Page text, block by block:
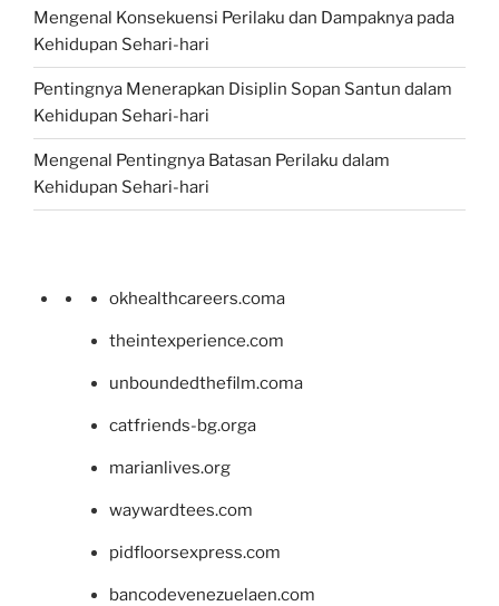
Mengenal Konsekuensi Perilaku dan Dampaknya pada
Kehidupan Sehari-hari
Pentingnya Menerapkan Disiplin Sopan Santun dalam
Kehidupan Sehari-hari
Mengenal Pentingnya Batasan Perilaku dalam
Kehidupan Sehari-hari
okhealthcareers.coma
theintexperience.com
unboundedthefilm.coma
catfriends-bg.orga
marianlives.org
waywardtees.com
pidfloorsexpress.com
bancodevenezuelaen.com